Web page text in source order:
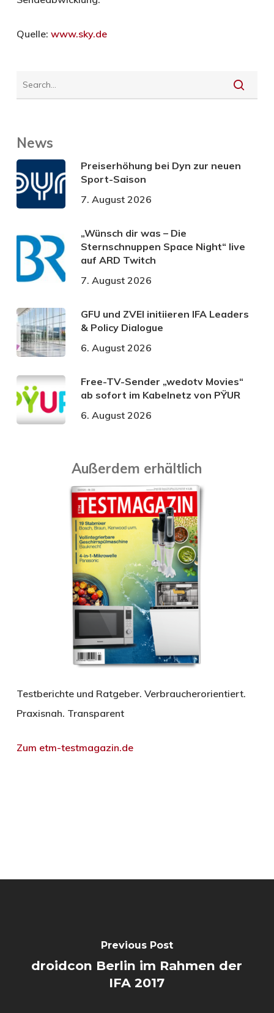
Quelle: www.sky.de
News
Preiserhöhung bei Dyn zur neuen
Sport-Saison
7. August 2026
„Wünsch dir was – Die
Sternschnuppen Space Night“ live
auf ARD Twitch
7. August 2026
GFU und ZVEI initiieren IFA Leaders
& Policy Dialogue
6. August 2026
Free-TV-Sender „wedotv Movies“
ab sofort im Kabelnetz von PŸUR
6. August 2026
Außerdem erhältlich
Testberichte und Ratgeber. Verbraucherorientiert.
Praxisnah. Transparent
Zum etm-testmagazin.de
Previous Post
droidcon Berlin im Rahmen der
IFA 2017